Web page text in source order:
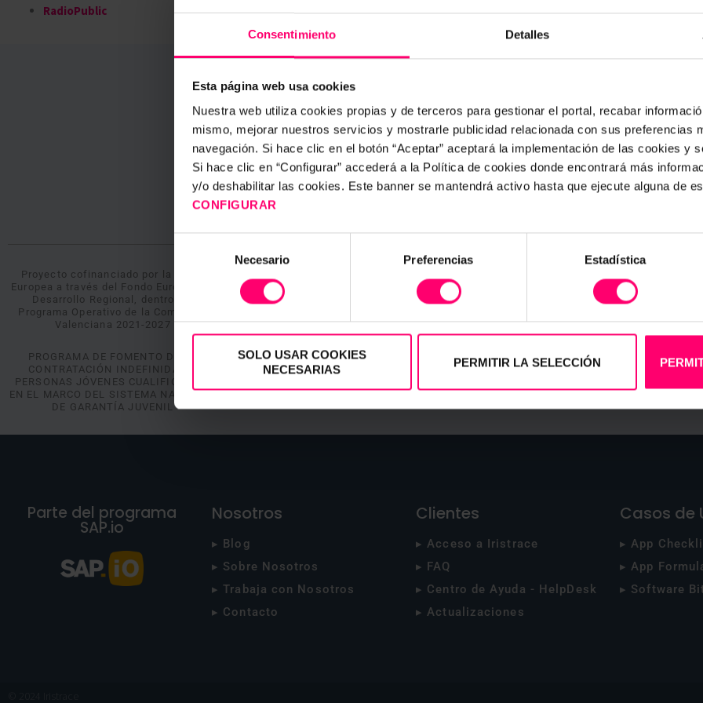
Consentimiento Detalles
Esta página web usa cookies
Nuestra web utiliza cookies propias y de terceros para gestionar el portal, recabar
mismo, mejorar nuestros servicios y mostrarle publicidad relacionada con sus preferencias
navegación. Si hace clic en el botón “Aceptar” aceptará la implementación de las cookies y
Si hace clic en “Configurar” accederá a la Política de cookies donde encontrará más
y/o deshabilitar las cookies. Este banner se mantendrá activo hasta que ejecute alguna de
CONFIGURAR
consentimiento
Necesario Preferencias Estadística
SOLO USAR COOKIES
NECESARIAS
PERMITIR LA SELECCIÓN
RadioPublic
Digitalizamos tu
primerproceso gratis COMENZAR
Empieza a capturar datos desde la aplicación móvil,
Proyecto cofinanciado por la Unión
Europea a través del Fondo Europeo de
Desarrollo Regional, dentro del
Programa Operativo de la Comunitat
Valenciana 2021-2027
la
de
PROGRAMA DE FOMENTO DE LA
CONTRATACIÓN INDEFINIDA DE
PERSONAS JÓVENES CUALIFICADAS,
EN EL MARCO DEL SISTEMA NACIONAL
DE GARANTÍA JUVENIL
Se
Parte del programa
SAP.io
Nosotros
▸ Blog
▸ Sobre Nosotros
▸ Trabaja con Nosotros
▸ Contacto
Clientes
▸ Acceso a Iristrace
▸ FAQ
▸ Centro de Ayuda - HelpDesk
▸ Actualizaciones
Casos de
▸ App
▸ App
▸ Software